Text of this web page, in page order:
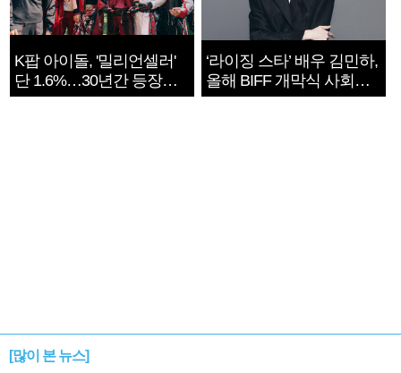
K팝 아이돌, '밀리언셀러'
단 1.6%…30년간 등장
1182개팀 전수조사
‘라이징 스타’ 배우 김민하,
올해 BIFF 개막식 사회자
확정
[많이 본 뉴스]